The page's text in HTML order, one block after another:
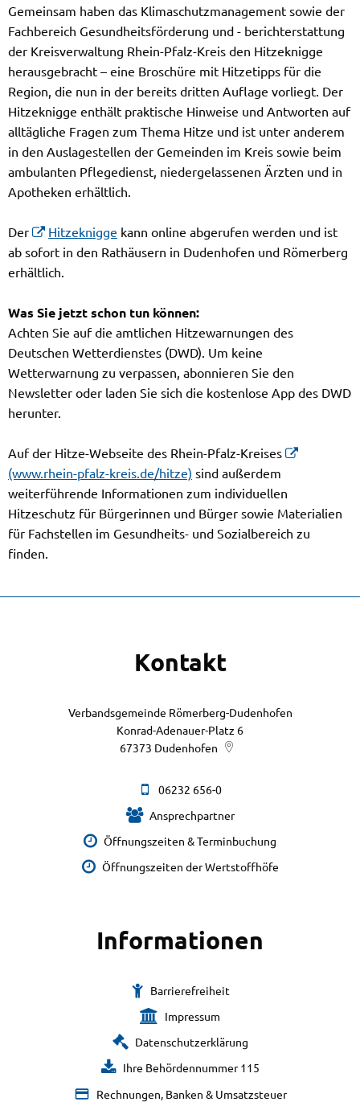
Gemeinsam haben das Klimaschutzmanagement sowie der
Fachbereich Gesundheitsförderung und - berichterstattung
der Kreisverwaltung Rhein-Pfalz-Kreis den Hitzeknigge
herausgebracht – eine Broschüre mit Hitzetipps für die
Region, die nun in der bereits dritten Auflage vorliegt. Der
Hitzeknigge enthält praktische Hinweise und Antworten auf
alltägliche Fragen zum Thema Hitze und ist unter anderem
in den Auslagestellen der Gemeinden im Kreis sowie beim
ambulanten Pflegedienst, niedergelassenen Ärzten und in
Apotheken erhältlich.
Der Hitzeknigge kann online abgerufen werden und ist
ab sofort in den Rathäusern in Dudenhofen und Römerberg
erhältlich.
Was Sie jetzt schon tun können:
Achten Sie auf die amtlichen Hitzewarnungen des
Deutschen Wetterdienstes (DWD). Um keine
Wetterwarnung zu verpassen, abonnieren Sie den
Newsletter oder laden Sie sich die kostenlose App des DWD
herunter.
Auf der Hitze-Webseite des Rhein-Pfalz-Kreises
(www.rhein-pfalz-kreis.de/hitze) sind außerdem
weiterführende Informationen zum individuellen
Hitzeschutz für Bürgerinnen und Bürger sowie Materialien
für Fachstellen im Gesundheits- und Sozialbereich zu
finden.
Kontakt
Verbandsgemeinde Römerberg-Dudenhofen
Konrad-Adenauer-Platz 6
67373 Dudenhofen
06232 656-0
Ansprechpartner
Öffnungszeiten & Terminbuchung
Öffnungszeiten der Wertstoffhöfe
Informationen
Barrierefreiheit
Impressum
Datenschutzerklärung
Ihre Behördennummer 115
Rechnungen, Banken & Umsatzsteuer